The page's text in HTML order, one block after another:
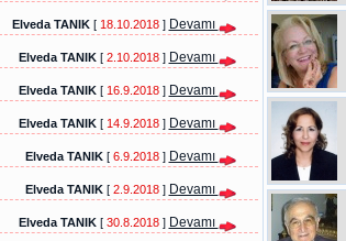
Elveda TANIK[18.10.2018 ] Devamı
Elveda TANIK[2.10.2018 ] Devamı
Elveda TANIK[16.9.2018 ] Devamı
Elveda TANIK[14.9.2018 ] Devamı
Elveda TANIK[6.9.2018 ] Devamı
Elveda TANIK[2.9.2018 ] Devamı
Elveda TANIK[30.8.2018 ] Devamı